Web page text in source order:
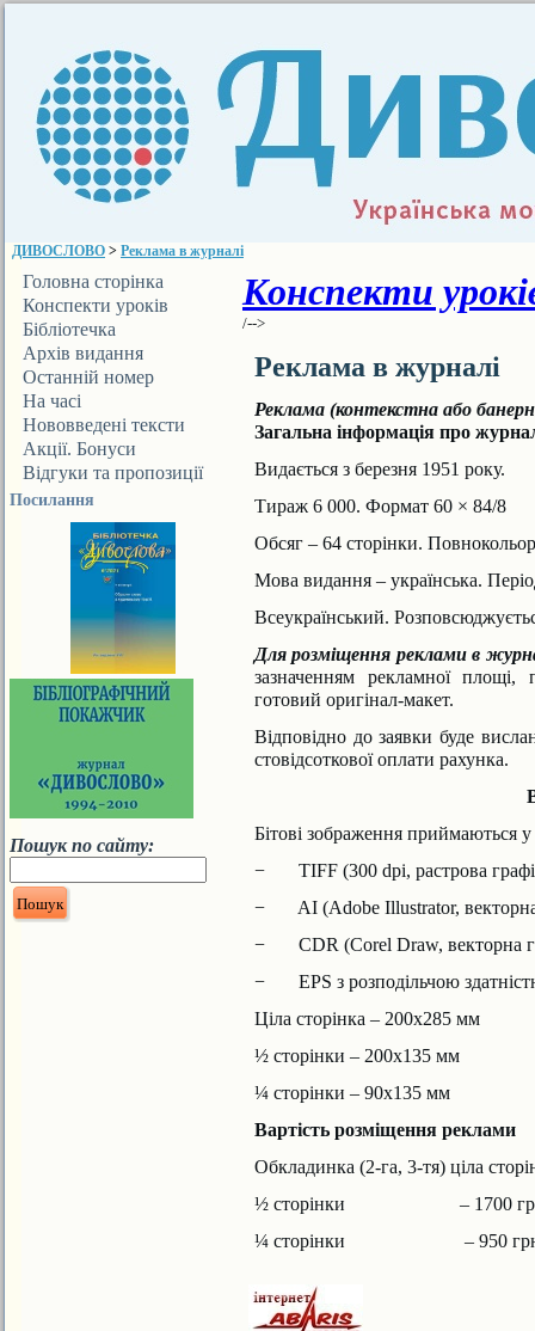
ДИВОСЛОВО > Реклама в журналі
Головна сторінка
Конспекти уроків
Бібліотечка
ДИВОСЛОВА
Архів видання
Останній номер
На часі
Нововведені тексти
Акції. Бонуси
Відгуки та пропозиції
Посилання
Пошук по сайту:
Конспекти
/-->
Реклама в журналі
Реклама (контекстна або
Загальна інформація про
Видається з березня 1951 року.
Тираж 6 000. Формат 60 × 84/8
Обсяг – 64 сторінки.
Мова видання – українська.
Всеукраїнський.
Для розміщення реклами в
зазначенням рекламної площі,
готовий оригінал-макет.
Відповідно до заявки буде
стовідсоткової оплати рахунка.
Бітові зображення приймаються
− TIFF (300 dpi, растрова
− AI (Adobe Illustrator, векторна
− CDR (Corel Draw, векторна
− EPS з розподільчою
Ціла сторінка – 200х285 мм
½ сторінки – 200х135 мм
¼ сторінки – 90х135 мм
Вартість розміщення реклами
Обкладинка (2-га, 3-тя) ціла
½ сторінки – 1700
¼ сторінки – 950